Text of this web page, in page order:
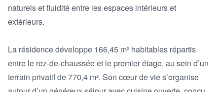
naturels et fluidité entre les espaces intérieurs et
extérieurs.
La résidence développe 166,45 m² habitables répartis
entre le rez-de-chaussée et le premier étage, au sein d’un
terrain privatif de 770,4 m². Son cœur de vie s’organise